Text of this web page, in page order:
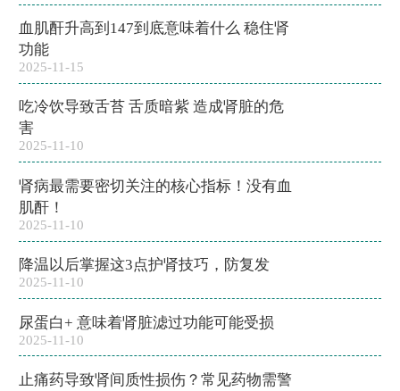
血肌酐升高到147到底意味着什么 稳住肾
功能
2025-11-15
吃冷饮导致舌苔 舌质暗紫 造成肾脏的危
害
2025-11-10
肾病最需要密切关注的核心指标！没有血
肌酐！
2025-11-10
降温以后掌握这3点护肾技巧，防复发
2025-11-10
尿蛋白+ 意味着肾脏滤过功能可能受损
2025-11-10
止痛药导致肾间质性损伤？常见药物需警